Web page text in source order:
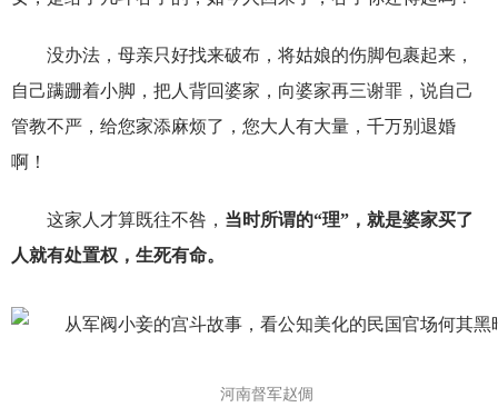
没办法，母亲只好找来破布，将姑娘的伤脚包裹起来，
自己蹒跚着小脚，把人背回婆家，向婆家再三谢罪，说自己
管教不严，给您家添麻烦了，您大人有大量，千万别退婚
啊！
这家人才算既往不咎， 当时所谓的“理”，就是婆家买了
人就有处置权，生死有命。
河南督军赵倜